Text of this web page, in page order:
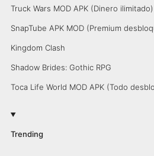
Truck Wars MOD APK (Dinero
SnapTube APK MOD (Premium
Kingdom Clash
Shadow Brides: Gothic RPG
Toca Life World MOD APK (Todo
Trending